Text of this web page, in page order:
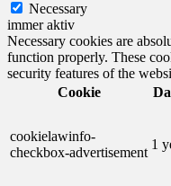
Necessary
immer aktiv
Necessary cookies are
function properly. These
security features of the
Cookie
cookielawinfo-
checkbox-advertisement
1